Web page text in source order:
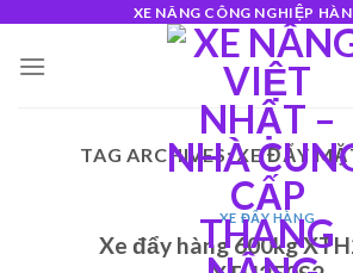
content
XE NÂNG CÔNG NGHIỆP
TAG ARCHIVES:XE ĐẨY
XE ĐẨY HÀNG
Xe đẩy hàng 600kg